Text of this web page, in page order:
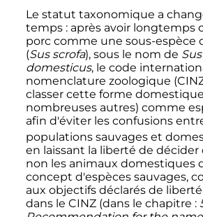
Le statut taxonomique a
temps : après avoir longtemps
porc comme une sous-espèce
(Sus scrofa), sous le nom de
domesticus, le code
nomenclature zoologique
classer cette forme
nombreuses autres) comme
afin d'éviter les confusions
populations sauvages et
en laissant la liberté de décider
non les animaux domestiques
concept d'espèces sauvages,
aux objectifs déclarés de
dans le CINZ (dans le chapitre :